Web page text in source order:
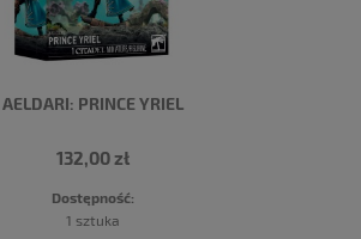
AELDARI: PRINCE YRIEL
132,00 zł
Dostępność:
1 sztuka